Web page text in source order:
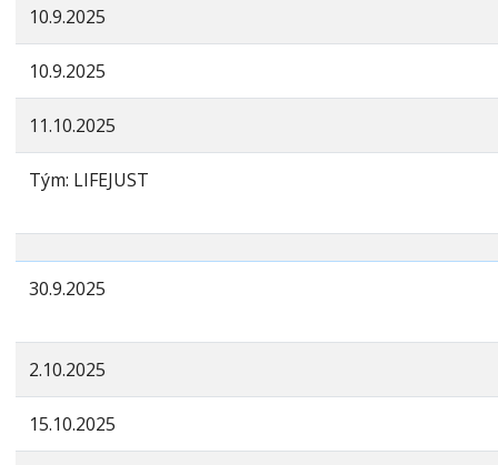
10.9.2025
10.9.2025
11.10.2025
Tým: LIFEJUST
30.9.2025
2.10.2025
15.10.2025